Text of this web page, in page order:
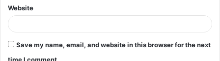
पहुंच गए हैं। उन्होंने 48 और नाबाद 66 रन की पारी खेली थी। गेंदबाजों की सूची
में स्पिनर नाथन लियोन दो स्थान के फायदे से छठे जबकि तेज गेंदबाज स्कॉट
बोलैंड पांच स्थान के फायदे से 36वें स्थान पर हैं।
Website
Save my name, email, and website in this browser for the next
time I comment.